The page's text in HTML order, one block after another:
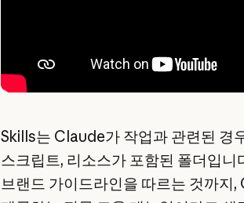
Skills는 Claude가 작업과 관련된 경
스크립트, 리소스가 포함된 폴더입
브랜드 가이드라인을 따르는 것까